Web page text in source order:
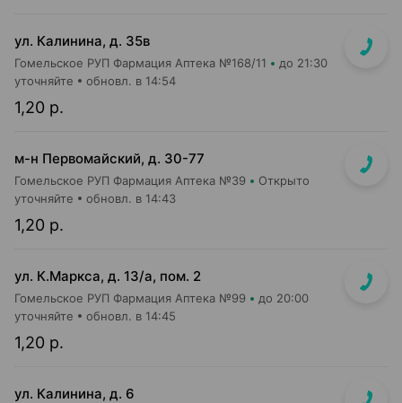
ул. Калинина, д. 35в
Гомельское РУП Фармация Аптека №168/11 до 21:30
1,20 р.
уточняйте обновл. в 14:54
м-н Первомайский, д. 30-77
Гомельское РУП Фармация Аптека №39 Открыто
1,20 р.
уточняйте обновл. в 14:43
ул. К.Маркса, д. 13/а, пом. 2
Гомельское РУП Фармация Аптека №99 до 20:00
1,20 р.
уточняйте обновл. в 14:45
ул. Калинина, д. 6